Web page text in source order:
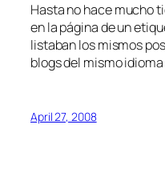
Hasta no hace mucho
en la página de un
listaban los mismos
blogs del mismo
April 27, 2008